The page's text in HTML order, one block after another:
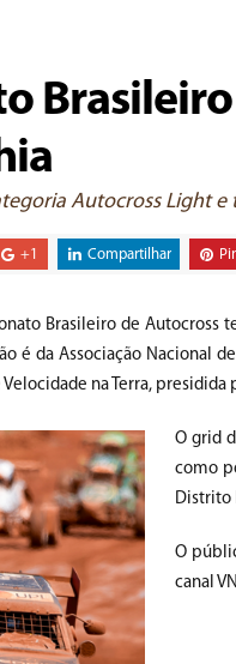
Autocross Light
+1 Compartilhar
Brasileiro de Autocross
é da Associação Nacional
na Terra,
O grid
como
Distrito
O
canal